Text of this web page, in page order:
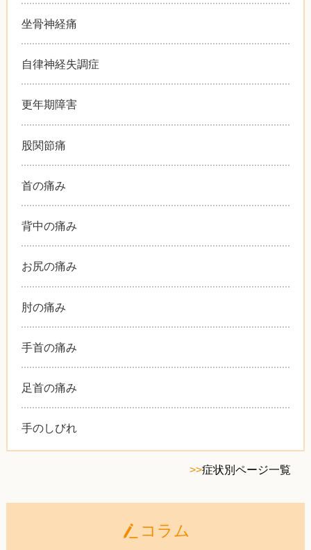
坐骨神経痛
自律神経失調症
更年期障害
股関節痛
首の痛み
背中の痛み
お尻の痛み
肘の痛み
手首の痛み
足首の痛み
手のしびれ
>>症状別ページ一覧
コラム